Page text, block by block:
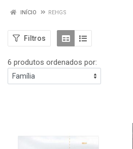
INÍCIO REHGS
Filtros
6 produtos ordenados por: